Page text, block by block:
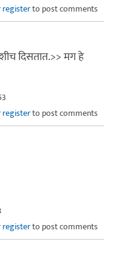
registerto post comments
दिसतात.>> मग हे
registerto post comments
registerto post comments